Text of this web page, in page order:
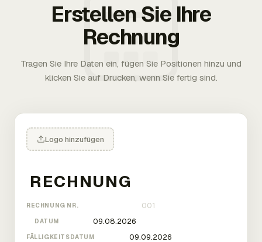
Erstellen Sie Ihre
Rechnung
Tragen Sie Ihre Daten ein, fügen Sie Positionen hinzu und
klicken Sie auf Drucken, wenn Sie fertig sind.
Logo hinzufügen
RECHNUNG NR.
DATUM
FÄLLIGKEITSDATUM